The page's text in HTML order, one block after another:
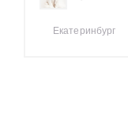
Екатеринбург